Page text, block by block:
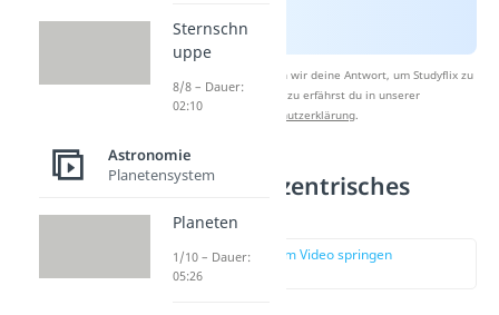
Nach Beantwortung speichern wir deine Antwort, um Studyflix zu
verbessern. Mehr dazu erfährst du in unserer
Datenschutzerklärung
Wieso ein geozentrisches
Weltbild?
zur Stelle im Video springen
Sternschn
uppe
8/8 – Dauer:
02:10
Astronomie
Planetensystem
Planeten
1/10 – Dauer:
05:26